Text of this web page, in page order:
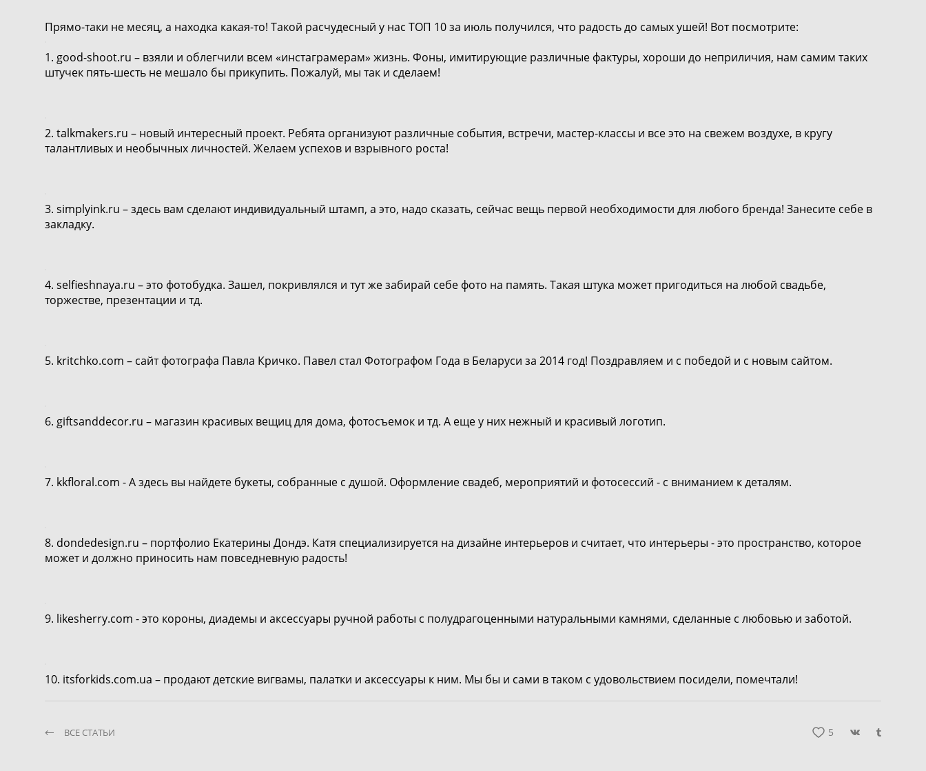
Прямо-таки не месяц, а находка какая-то! Такой расчудесный у нас ТОП 10 за июль получился, что радость до самых ушей! Вот посмотрите:
1. good-shoot.ru – взяли и облегчили всем «инстаграмерам» жизнь. Фоны, имитирующие различные фактуры, хороши до неприличия, нам самим таких
штучек пять-шесть не мешало бы прикупить. Пожалуй, мы так и сделаем!
2. talkmakers.ru – новый интересный проект. Ребята организуют различные события, встречи, мастер-классы и все это на свежем воздухе, в кругу
талантливых и необычных личностей. Желаем успехов и взрывного роста!
3. simplyink.ru – здесь вам сделают индивидуальный штамп, а это, надо сказать, сейчас вещь первой необходимости для любого бренда! Занесите себе в
закладку.
4. selfieshnaya.ru – это фотобудка. Зашел, покривлялся и тут же забирай себе фото на память. Такая штука может пригодиться на любой свадьбе,
торжестве, презентации и тд.
5. kritchko.com – сайт фотографа Павла Кричко. Павел стал Фотографом Года в Беларуси за 2014 год! Поздравляем и с победой и с новым сайтом.
6. giftsanddecor.ru – магазин красивых вещиц для дома, фотосъемок и тд. А еще у них нежный и красивый логотип.
7. kkfloral.com - А здесь вы найдете букеты, собранные с душой. Оформление свадеб, мероприятий и фотосессий - с вниманием к деталям.
8. dondedesign.ru – портфолио Екатерины Дондэ. Катя специализируется на дизайне интерьеров и считает, что интерьеры - это пространство, которое
может и должно приносить нам повседневную радость!
9. likesherry.com - это короны, диадемы и аксессуары ручной работы c полудрагоценными натуральными камнями, сделанные с любовью и заботой.
10. itsforkids.com.ua – продают детские вигвамы, палатки и аксессуары к ним. Мы бы и сами в таком с удовольствием посидели, помечтали!
5
ВСЕ СТАТЬИ